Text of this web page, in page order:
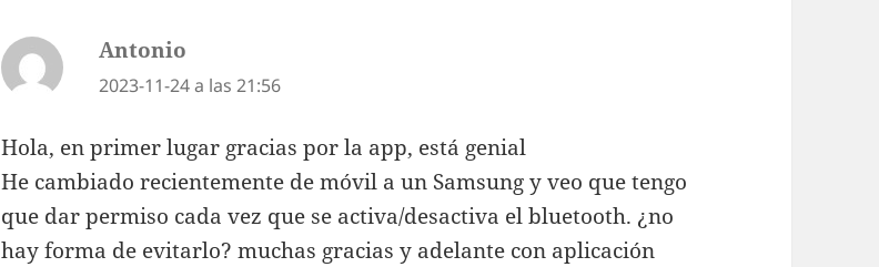
Antonio
2023-11-24 a las 21:56
Hola, en primer lugar gracias por la app, está genial
He cambiado recientemente de móvil a un Samsung y veo que tengo
que dar permiso cada vez que se activa/desactiva el bluetooth. ¿no
hay forma de evitarlo? muchas gracias y adelante con aplicación